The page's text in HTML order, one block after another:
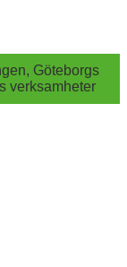
Göteborgs
verksamheter